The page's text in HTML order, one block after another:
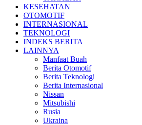
KESEHATAN
OTOMOTIF
INTERNASIONAL
TEKNOLOGI
INDEKS BERITA
LAINNYA
Manfaat Buah
Berita Otomotif
Berita Teknologi
Berita Internasional
Nissan
Mitsubishi
Rusia
Ukraina